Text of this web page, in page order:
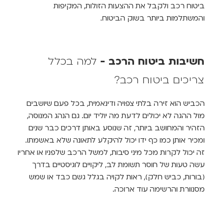
ביטוח רכב ולקבל את ההצעות הזולות, המקיפות
והמשתלמות ביותר בשוק הביטוח.
חשיבות ביטוח הרכב-למה בכלל
צריכים ביטוח רכב?
הכביש הוא זירה בלתי צפויה ודינאמית, בכל פעם שיושבים
מול ההגה לא יכולים לדעת מה יוליד יום. גם הנהג המנוסה,
הזהיר והמחושב ביותר, זה שנוסע באותן דרכים כבר שנים
ומכיר אותן כמו כף ידו יכול להיקלע לתאונה שלא באשמתו.
זה יכול לקרות מכל מיני סיבות, למשל הרכב שלפניו או אחריו
עשה טעות של חוסר תשומת לב, ליקויים לוגיסטיים בדרך
(בורות, כביש חלק), ראות לקויה בגלל גשם כבד או שמש
מסנוורת והרשימה עוד ארוכה.